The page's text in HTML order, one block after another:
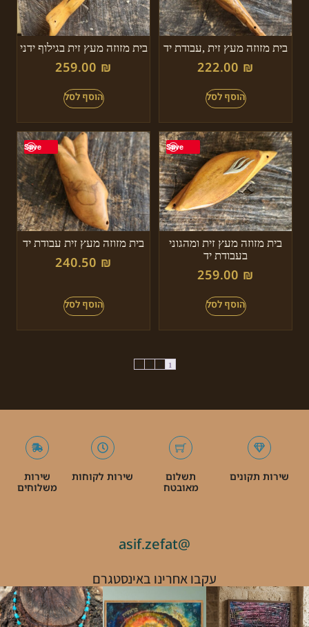
בית מזוזה מעץ זית ,עבודת יד
222.00 ₪
בית מזוזה מעץ זית בגילוף ידני
259.00 ₪
Save
בית מזוזה מעץ זית ומהגוני
בעבודת יד
259.00 ₪
Save
בית מזוזה מעץ זית עבודת יד
240.50 ₪
1
2
3
←
שירות תקונים
תשלום
מאובטח
שירות לקוחות
שירות
משלוחים
@asif.zefat
עקבו אחרינו באינסטגרם